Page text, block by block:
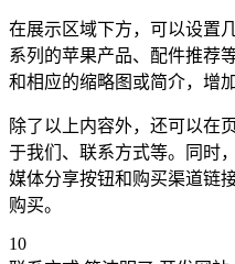
在展示区域下方，可以设置
系列的苹果产品、配件推荐
和相应的缩略图或简介，增
除了以上内容外，还可以在
于我们、联系方式等。同时
媒体分享按钮和购买渠道链
购买。
10